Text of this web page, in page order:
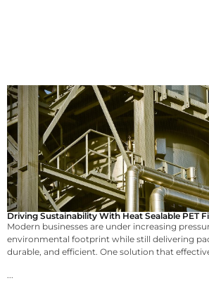
Driving Sustainability With Heat Sealable PET
Modern businesses are under increasing
environmental footprint while still delivering
durable, and efficient. One solution that